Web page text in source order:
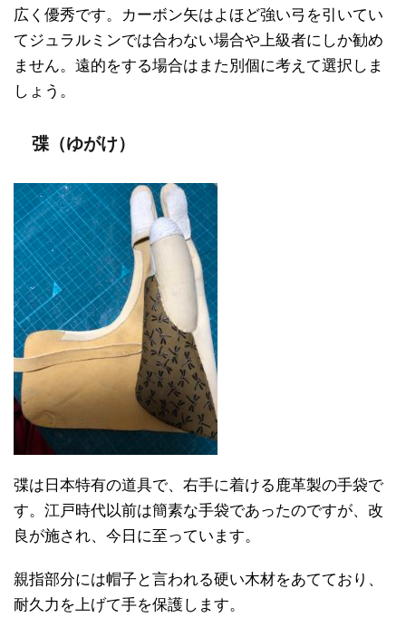
広く優秀です。カーボン矢はよほど強い弓を引いてい
てジュラルミンでは合わない場合や上級者にしか勧め
ません。遠的をする場合はまた別個に考えて選択しま
しょう。
弽（ゆがけ）
弽は日本特有の道具で、右手に着ける鹿革製の手袋で
す。江戸時代以前は簡素な手袋であったのですが、改
良が施され、今日に至っています。
親指部分には帽子と言われる硬い木材をあてており、
耐久力を上げて手を保護します。